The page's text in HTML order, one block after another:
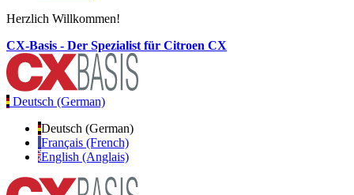
Herzlich Willkommen!
CX-Basis - Der Spezialist für Citroen CX
Deutsch (German)
Deutsch (German)
Français (French)
English (Anglais)